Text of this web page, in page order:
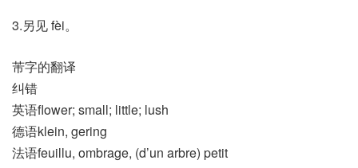
3.另见 fèi。
芾字的翻译
纠错
英语flower; small; little; lush
德语klein, gering
法语feuillu, ombrage, (d’un arbre)​ petit